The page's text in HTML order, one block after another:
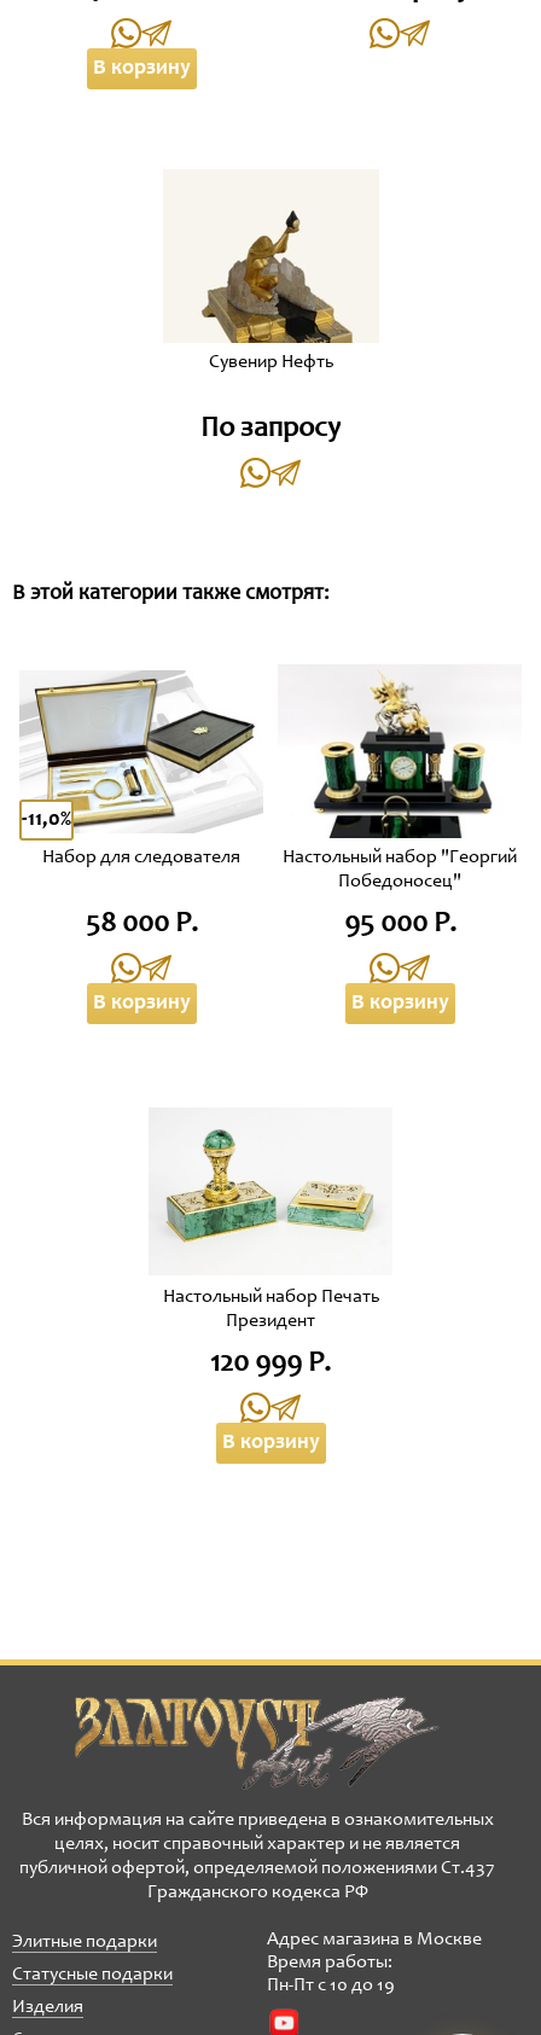
В корзину
Сувенир Нефть
По запросу
В этой категории также смотрят:
Набор для следователя
-11,0%
58 000 Р.
В корзину
Настольный набор "Георгий
Победоносец"
95 000 Р.
В корзину
Настольный набор Печать
Президент
120 999 Р.
В корзину
Вся информация на сайте приведена в ознакомительных
целях, носит справочный характер и не является
публичной офертой, определяемой положениями Ст.437
Гражданского кодекса РФ
Элитные подарки
Статусные подарки
Изделия
Адрес магазина в Москве
Время работы:
Пн-Пт с 10 до 19